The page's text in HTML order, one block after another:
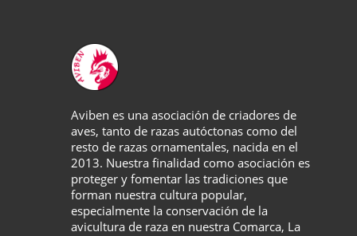
Aviben es una asociación de criadores de
aves, tanto de razas autóctonas como del
resto de razas ornamentales, nacida en el
2013. Nuestra finalidad como asociación es
proteger y fomentar las tradiciones que
forman nuestra cultura popular,
especialmente la conservación de la
avicultura de raza en nuestra Comarca, La